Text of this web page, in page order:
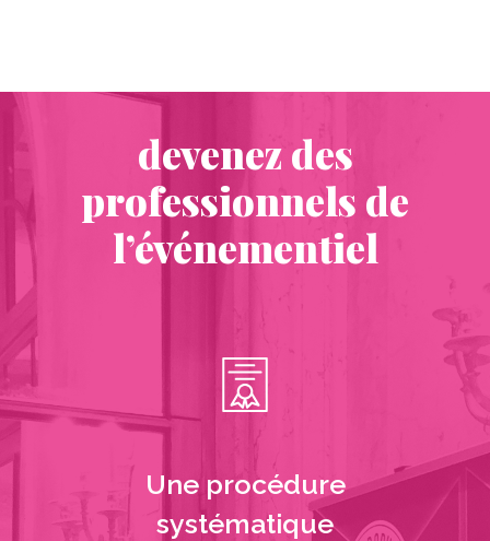
devenez des
professionnels de
l’événementiel
Une procédure
systématique